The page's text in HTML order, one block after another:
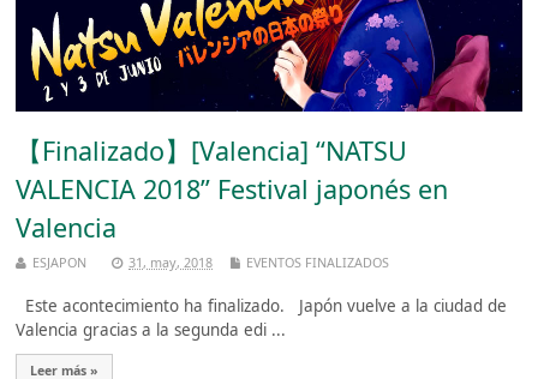
【Finalizado】[Valencia] “NATSU
VALENCIA 2018” Festival japonés en
Valencia
ESJAPON 31, may, 2018 EVENTOS FINALIZADOS
Este acontecimiento ha finalizado. Japón vuelve a la ciudad de
Valencia gracias a la segunda edi ...
Leer más »